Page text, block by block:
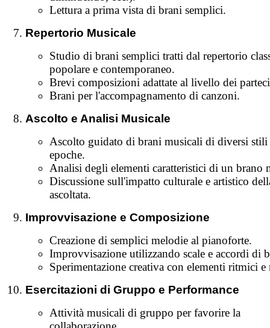
Lettura a prima vista di brani semplici.
Repertorio Musicale
Studio di brani semplici tratti dal repertorio
popolare e contemporaneo.
Brevi composizioni adattate al livello dei
Brani per l'accompagnamento di canzoni.
Ascolto e Analisi Musicale
Ascolto guidato di brani musicali di diversi stili
epoche.
Analisi degli elementi caratteristici di un brano
Discussione sull'impatto culturale e artistico
ascoltata.
Improvvisazione e Composizione
Creazione di semplici melodie al pianoforte.
Improvvisazione utilizzando scale e accordi di
Sperimentazione creativa con elementi ritmici
Esercitazioni di Gruppo e Performance
Attività musicali di gruppo per favorire la